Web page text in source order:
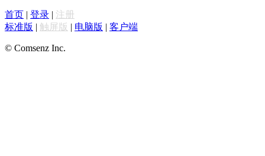
首页 | 登录 | 注册
标准版 | 触屏版 | 电脑版 | 客户端
© Comsenz Inc.